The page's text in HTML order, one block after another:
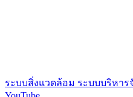
ระบบสิ่งแวดล้อม ระบบบริหาร